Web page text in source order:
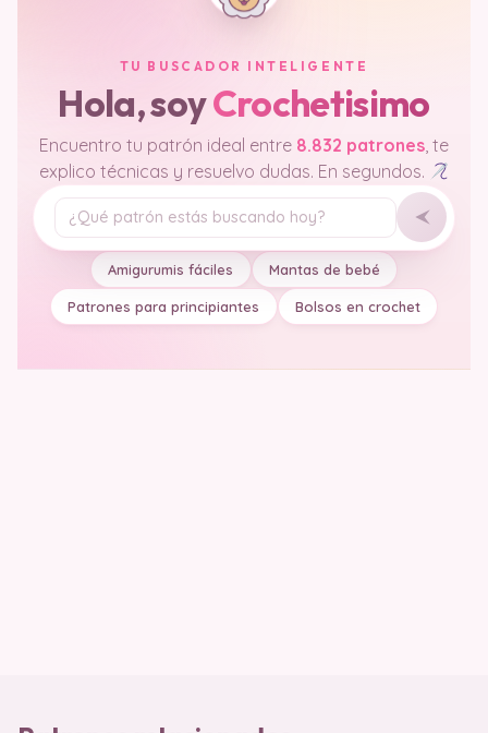
TU BUSCADOR INTELIGENTE
Hola, soyCrochetisimo
Encuentro tu patrón ideal entre 8.832 patrones, te
explico técnicas y resuelvo dudas. En segundos.
Tu pregunta
Amigurumis fáciles Mantas de bebé
Patrones para principiantes Bolsos en crochet